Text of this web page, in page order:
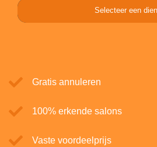
Selecteer een
Gratis annuleren
100% erkende salons
Vaste voordeelprijs